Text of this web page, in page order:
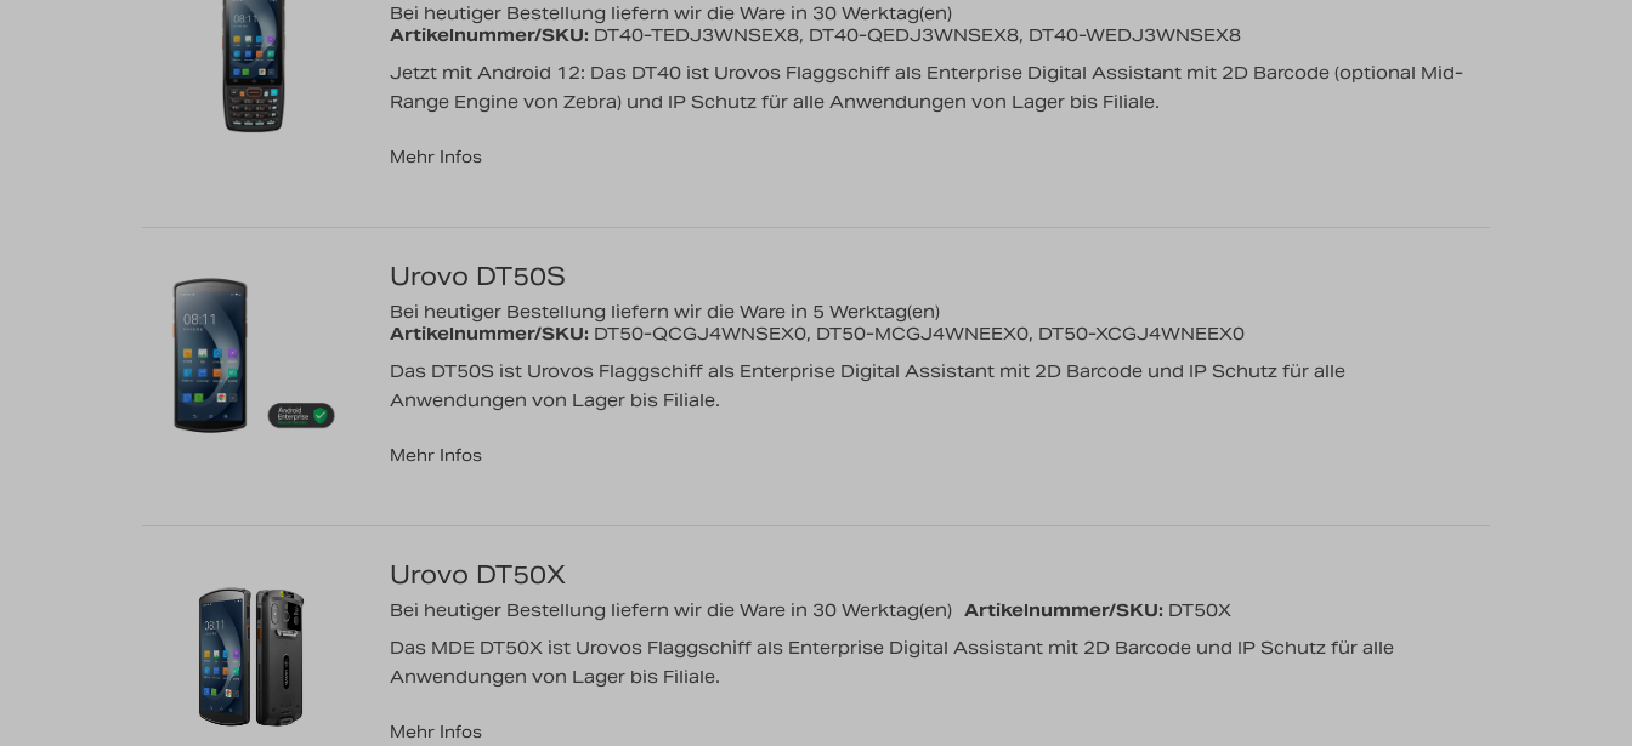
Bei heutiger Bestellung liefern wir die Ware in 30 Werktag(en)
Artikelnummer/SKU: DT40-TEDJ3WNSEX8, DT40-QEDJ3WNSEX8, DT40-WEDJ3WNSEX8
Jetzt mit Android 12: Das DT40 ist Urovos Flaggschiff als Enterprise Digital Assistant mit 2D Barcode (optional Mid-
Range Engine von Zebra) und IP Schutz für alle Anwendungen von Lager bis Filiale.
Mehr Infos
Urovo DT50S
Bei heutiger Bestellung liefern wir die Ware in 5 Werktag(en)
Artikelnummer/SKU: DT50-QCGJ4WNSEX0, DT50-MCGJ4WNEEX0, DT50-XCGJ4WNEEX0
Das DT50S ist Urovos Flaggschiff als Enterprise Digital Assistant mit 2D Barcode und IP Schutz für alle
Anwendungen von Lager bis Filiale.
Mehr Infos
Urovo DT50X
Bei heutiger Bestellung liefern wir die Ware in 30 Werktag(en) Artikelnummer/SKU: DT50X
Das MDE DT50X ist Urovos Flaggschiff als Enterprise Digital Assistant mit 2D Barcode und IP Schutz für alle
Anwendungen von Lager bis Filiale.
Mehr Infos